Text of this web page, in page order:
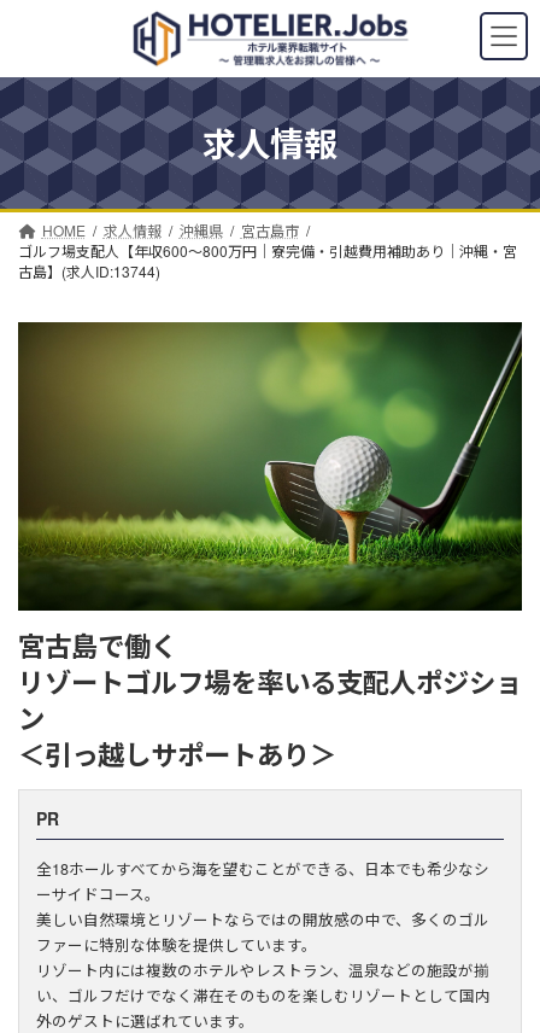
ン
ツ
へ
ス
キ
ッ
ー
シ
ョ
ン
に
移
求人情報
HOME 求人情報 沖縄県
宮古島市
ゴルフ場支配人【年収600～800万円｜寮完備・引越費用補助あり｜沖縄・宮
古島】(求人ID:13744)
宮古島で働く
リゾートゴルフ場を率いる支配人ポジショ
ン
＜引っ越しサポートあり＞
PR
全18ホールすべてから海を望むことができる、日本でも希少なシ
ーサイドコース。
美しい自然環境とリゾートならではの開放感の中で、多くのゴル
ファーに特別な体験を提供しています。
リゾート内には複数のホテルやレストラン、温泉などの施設が揃
い、ゴルフだけでなく滞在そのものを楽しむリゾートとして国内
外のゲストに選ばれています。